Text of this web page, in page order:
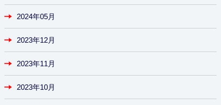
2024年05月
2023年12月
2023年11月
2023年10月